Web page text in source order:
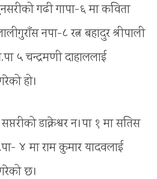
गढी गापा-६ मा कविता
नपा-८ रत्न बहादुर श्रीपाली
५ चन्द्रमणी दाहाललाई
हो।
डाक्नेश्वर न।पा १ मा सतिस
४ मा राम कुमार यादवलाई
छ।